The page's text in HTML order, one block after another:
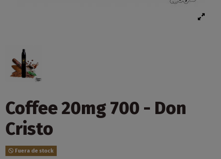
Coffee 20mg 700 - Don
Cristo
Fuera de stock